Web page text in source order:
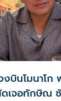
บินโมนาโก
ดเจอทักษิณ